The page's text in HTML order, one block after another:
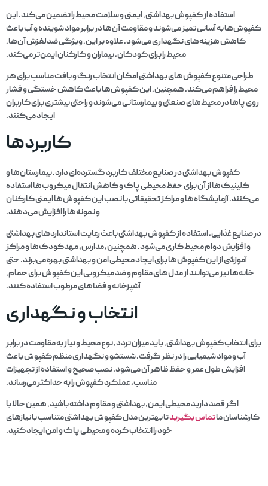
استفاده از کفپوش بهداشتی، ایمنی و سلامت محیط را تضمین می‌کند. این
کفپوش‌ها به آسانی تمیز می‌شوند و مقاومت آن‌ها در برابر مواد شوینده و آب باعث
کاهش هزینه‌های نگهداری می‌شود. علاوه بر این، ویژگی ضدلغزش آن‌ها،
محیط را برای کودکان، بیماران و کارکنان ایمن‌تر می‌کند.
طراحی متنوع کفپوش‌های بهداشتی امکان انتخاب رنگ و بافت مناسب برای هر
محیط را فراهم می‌کند. همچنین، این کفپوش‌ها باعث کاهش خستگی و فشار
روی پاها در محیط‌های صنعتی و بیمارستانی می‌شوند و راحتی بیشتری برای کاربران
ایجاد می‌کنند.
کاربردها
کفپوش بهداشتی در صنایع مختلف کاربرد گسترده‌ای دارد. بیمارستان‌ها و
کلینیک‌ها از آن برای حفظ محیطی پاک و کاهش انتقال میکروب‌ها استفاده
می‌کنند. آزمایشگاه‌ها و مراکز تحقیقاتی با نصب این کفپوش‌ها ایمنی کارکنان
و نمونه‌ها را افزایش می‌دهند.
در صنایع غذایی، استفاده از کفپوش بهداشتی باعث رعایت استانداردهای بهداشتی
و افزایش دوام محیط کاری می‌شود. همچنین، مدارس، مهدکودک‌ها و مراکز
آموزشی از این کفپوش‌ها برای ایجاد محیطی امن و بهداشتی بهره می‌برند. حتی
خانه‌ها نیز می‌توانند از مدل‌های مقاوم و ضد میکروبی این کفپوش برای حمام،
آشپزخانه و فضاهای مرطوب استفاده کنند.
انتخاب و نگهداری
برای انتخاب کفپوش بهداشتی، باید میزان تردد، نوع محیط و نیاز به مقاومت در برابر
آب و مواد شیمیایی را در نظر گرفت. شستشو و نگهداری منظم کفپوش باعث
افزایش طول عمر و حفظ ظاهر آن می‌شود. نصب صحیح و استفاده از تجهیزات
مناسب، عملکرد کفپوش را به حداکثر می‌رساند.
اگر قصد دارید محیطی ایمن، بهداشتی و مقاوم داشته باشید، همین حالا با
کارشناسان ماتماسبگیریدتا بهترین مدل کفپوش بهداشتی متناسب با نیازهای
خود را انتخاب کرده و محیطی پاک و امن ایجاد کنید.